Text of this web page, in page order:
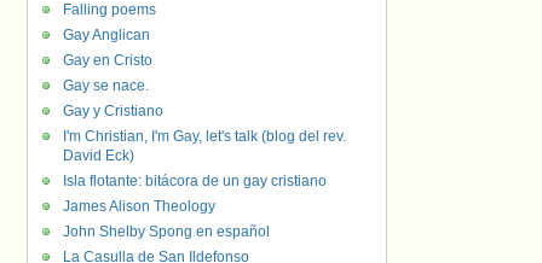
Falling poems
Gay Anglican
Gay en Cristo
Gay se nace.
Gay y Cristiano
I'm Christian, I'm Gay, let's talk (blog del rev.
David Eck)
Isla flotante: bitácora de un gay cristiano
James Alison Theology
John Shelby Spong en español
La Casulla de San Ildefonso